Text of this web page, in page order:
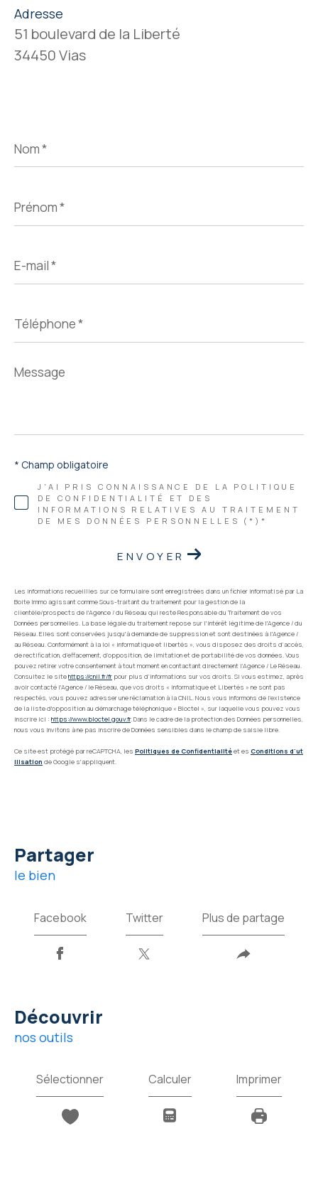
Adresse
51 boulevard de la Liberté
34450 Vias
*
*
mail
*
*
Message
*
J'AI PRIS CONNAISSANCE DE LA POLITIQUE
DE CONFIDENTIALITÉ ET DES
INFORMATIONS RELATIVES AU TRAITEMENT
DE MES DONNÉES PERSONNELLES (*)*
* Champ obligatoire
ENVOYER
Les informations recueillies sur ce formulaire sont enregistrées dans un fichier informatisé par La
Boite Immo agissant comme Sous-traitant du traitement pour la gestion de la
clientèle/prospects de l'Agence / du Réseau qui reste Responsable du Traitement de vos
Données personnelles. La base légale du traitement repose sur l'intérêt légitime de l'Agence / du
Réseau. Elles sont conservées jusqu'à demande de suppression et sont destinées à l'Agence /
au Réseau. Conformément à la loi « informatique et libertés », vous disposez des droits d’accès,
de rectification, d’effacement, d’opposition, de limitation et de portabilité de vos données. Vous
pouvez retirer votre consentement à tout moment en contactant directement l’Agence / Le Réseau.
Consultez le sitehttps://cnil.fr/fr pour plus d’informations sur vos droits. Si vous estimez, après
avoir contacté l'Agence / le Réseau, que vos droits « Informatique et Libertés » ne sont pas
respectés, vous pouvez adresser une réclamation à la CNIL. Nous vous informons de l’existence
de la liste d'opposition au démarchage téléphonique « Bloctel », sur laquelle vous pouvez vous
inscrire ici : https://www.bloctel.gouv.fr. Dans le cadre de la protection des Données personnelles,
nous vous invitons à ne pas inscrire de Données sensibles dans le champ de saisie libre.
Ce site est protégé par reCAPTCHA, les Politiques de Confidentialitéet es Conditions d'ut
ilisation de Google s'appliquent.
partager
le bien
Facebook Twitter Plus de partage
découvrir
nos outils
Sélectionner Calculer Imprimer